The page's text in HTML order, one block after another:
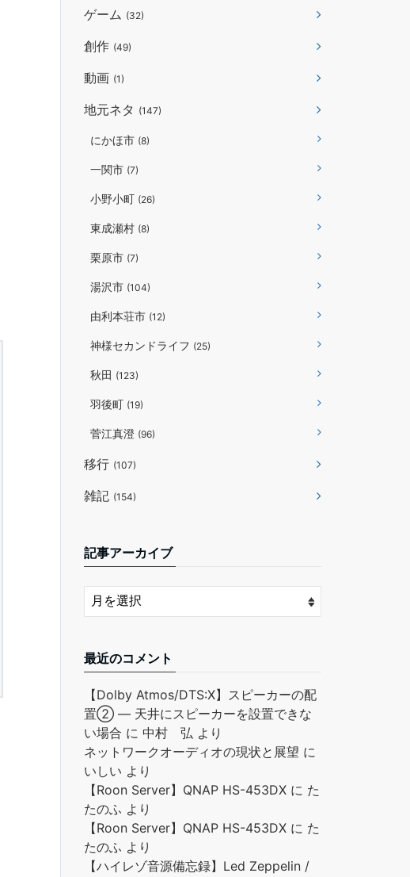
ゲーム (32)
創作 (49)
動画 (1)
地元ネタ (147)
にかほ市 (8)
一関市 (7)
小野小町 (26)
東成瀬村 (8)
栗原市 (7)
湯沢市 (104)
由利本荘市 (12)
神様セカンドライフ (25)
秋田 (123)
羽後町 (19)
菅江真澄 (96)
移行 (107)
雑記 (154)
記事アーカイブ
最近のコメント
【Dolby Atmos/DTS:X】スピーカーの配
置② ― 天井にスピーカーを設置できな
い場合 に 中村 弘 より
ネットワークオーディオの現状と展望 に
いしい より
【Roon Server】QNAP HS-453DX に た
たのふ より
【Roon Server】QNAP HS-453DX に た
たのふ より
【ハイレゾ音源備忘録】Led Zeppelin /